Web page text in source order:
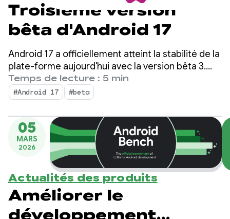
Troisième version
bêta d'Android 17
Android 17 a officiellement atteint la stabilité de la
plate-forme aujourd'hui avec la version bêta 3.
Cela signifie que la surface de l'API est verrouillée.
Vous pouvez effectuer les derniers tests de
compatibilité et déployer vos applications ciblant
Android 17 sur le Play Store.
Temps de lecture : 5 min
#Android 17 #beta
05
MARS
2026
Actualités des produits
Améliorer le
développement